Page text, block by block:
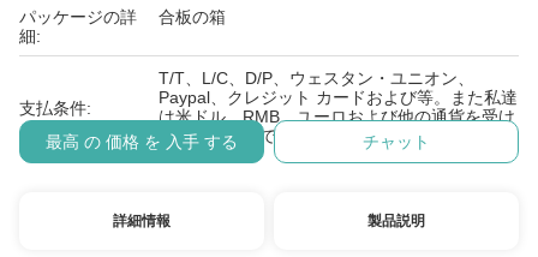
パッケージの詳
細:
合板の箱
支払条件:
T/T、L/C、D/P、ウェスタン・ユニオン、
Paypal、クレジット カードおよび等。また私達
は米ドル、RMB、ユーロおよび他の通貨を受け
入れることができる。
最高 の 価格 を 入手 する チャット
詳細情報 製品説明